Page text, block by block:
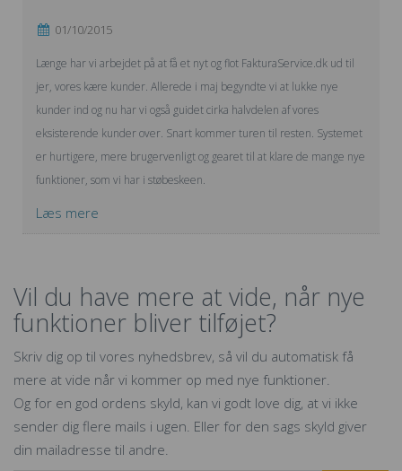
01/10/2015
Længe har vi arbejdet på at få et nyt og flot FakturaService.dk ud til
jer, vores kære kunder. Allerede i maj begyndte vi at lukke nye
kunder ind og nu har vi også guidet cirka halvdelen af vores
eksisterende kunder over. Snart kommer turen til resten. Systemet
er hurtigere, mere brugervenligt og gearet til at klare de mange nye
funktioner, som vi har i støbeskeen.
Læs mere
Vil du have mere at vide, når nye
funktioner bliver tilføjet?
Skriv dig op til vores nyhedsbrev, så vil du automatisk få
mere at vide når vi kommer op med nye funktioner.
Og for en god ordens skyld, kan vi godt love dig, at vi ikke
sender dig flere mails i ugen. Eller for den sags skyld giver
din mailadresse til andre.